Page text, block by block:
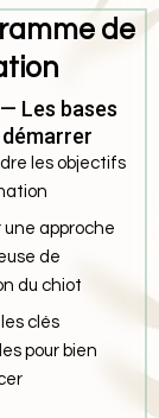
de
Les bases
les objectifs
une approche
de
du chiot
clés
pour bien